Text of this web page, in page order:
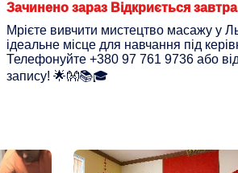
Зачинено зараз Відкриється
Мрієте вивчити мистецтво масажу
ідеальне місце для навчання під
Телефонуйте +380 97 761 9736 або
запису! 🌟👐📚🎓